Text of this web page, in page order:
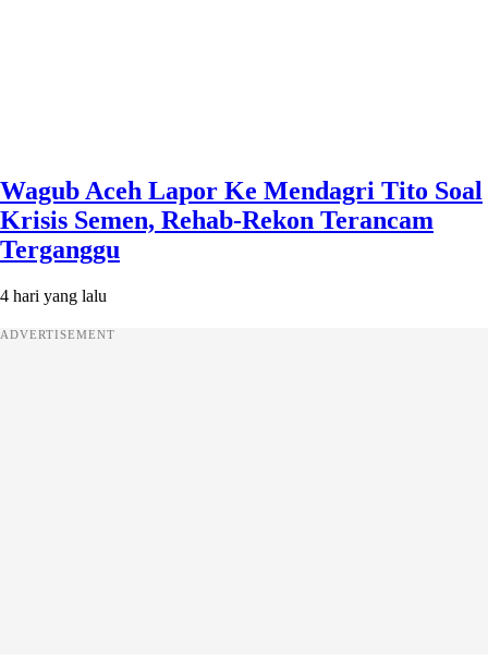
Wagub Aceh Lapor Ke Mendagri Tito Soal
Krisis Semen, Rehab-Rekon Terancam
Terganggu
4 hari yang lalu
ADVERTISEMENT